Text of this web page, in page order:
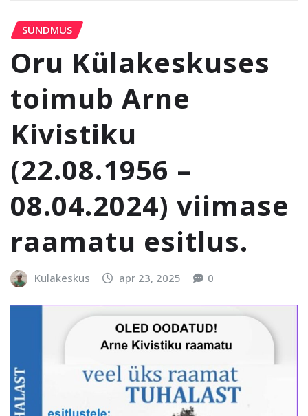
SÜNDMUS
Oru Külakeskuses
toimub Arne
Kivistiku
(22.08.1956 –
08.04.2024) viimase
raamatu esitlus.
Kulakeskus apr 23, 2025 0